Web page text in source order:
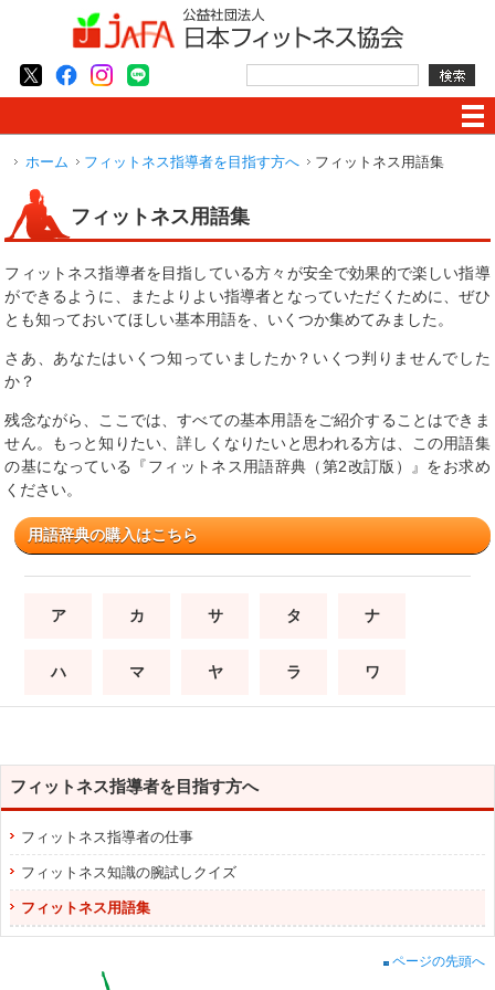
ホーム フィットネス指導者を目指す方へ フィットネス用語集
フィットネス用語集
フィットネス指導者を目指している方々が安全で効果的で楽しい指導
ができるように、またよりよい指導者となっていただくために、ぜひ
とも知っておいてほしい基本用語を、いくつか集めてみました。
さあ、あなたはいくつ知っていましたか？いくつ判りませんでした
か？
残念ながら、ここでは、すべての基本用語をご紹介することはできま
せん。もっと知りたい、詳しくなりたいと思われる方は、この用語集
の基になっている『フィットネス用語辞典（第2改訂版）』をお求め
ください。
用語辞典の購入はこちら
ア カ サ タ ナ
ハ マ ヤ ラ ワ
フィットネス指導者を目指す方へ
フィットネス指導者の仕事
フィットネス知識の腕試しクイズ
フィットネス用語集
ページの先頭へ